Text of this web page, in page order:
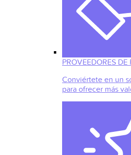
PROVEEDORES DE
Conviértete en un
para ofrecer más